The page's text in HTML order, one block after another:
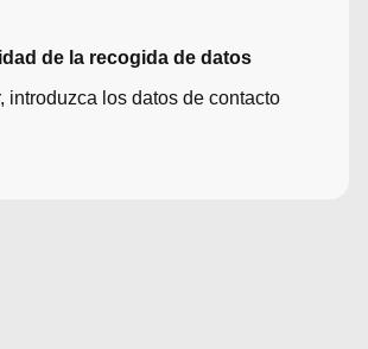
de la recogida de datos
introduzca los datos de contacto